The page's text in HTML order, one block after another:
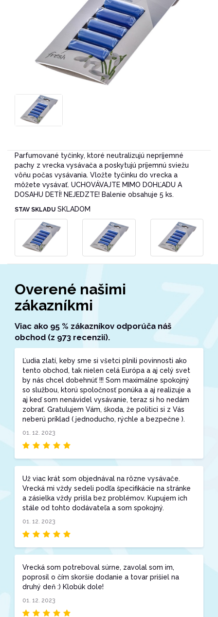
Parfumované tyčinky, ktoré neutralizujú nepríjemné
pachy z vrecka vysávača a poskytujú príjemnú sviežu
vôňu počas vysávania. Vložte tyčinku do vrecka a
môžete vysávať. UCHOVÁVAJTE MIMO DOHĽADU A
DOSAHU DETÍ! NEJEDZTE! Balenie obsahuje 5 ks.
STAV SKLADU SKLADOM
Overené našimi
zákazníkmi
Viac ako 95 % zákazníkov odporúča náš
obchod (z 973 recenzií).
Ľudia zlatí, keby sme si všetci plnili povinnosti ako
tento obchod, tak nielen celá Európa a aj celý svet
by nás chcel dobehnúť !!! Som maximálne spokojný
so službou, ktorú spoločnosť ponúka a aj realizuje a
aj keď som nenávidel vysávanie, teraz si ho nedám
zobrať. Gratulujem Vám, škoda, že politici si z Vás
neberú príklad ( jednoducho, rýchle a bezpečne ).
01. 12. 2023
Už viac krát som objednával na rôzne vysávače.
Vrecká mi vždy sedeli podľa špecifikácie na stránke
a zásielka vždy prišla bez problémov. Kupujem ich
stále od tohto dodávateľa a som spokojný.
01. 12. 2023
Vrecká som potreboval súrne, zavolal som im,
poprosil o čím skoršie dodanie a tovar prišiel na
druhý deň :) Klobúk dole!
01. 12. 2023